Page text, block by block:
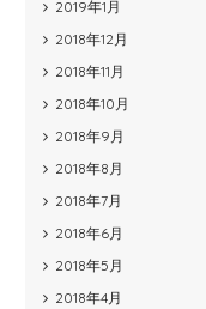
2019年1月
2018年12月
2018年11月
2018年10月
2018年9月
2018年8月
2018年7月
2018年6月
2018年5月
2018年4月